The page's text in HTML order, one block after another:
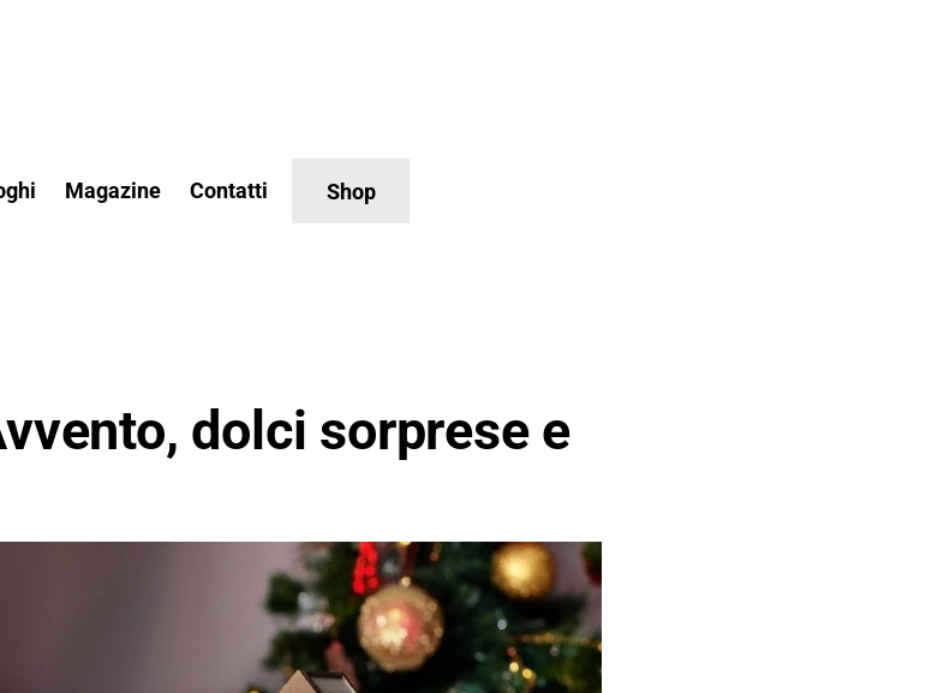
Magazine Contatti Shop
dolci sorprese e